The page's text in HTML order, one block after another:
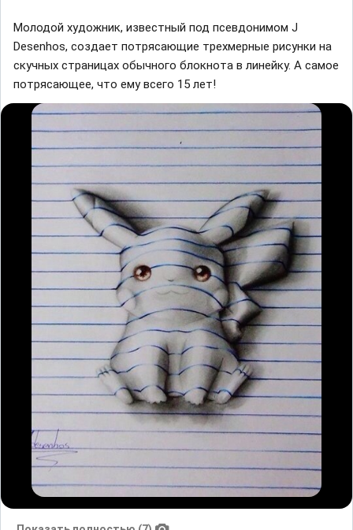
Молодой художник, известный под псевдонимом J
Desenhos, создает потрясающие трехмерные рисунки на
скучных страницах обычного блокнота в линейку. А самое
потрясающее, что ему всего 15 лет!